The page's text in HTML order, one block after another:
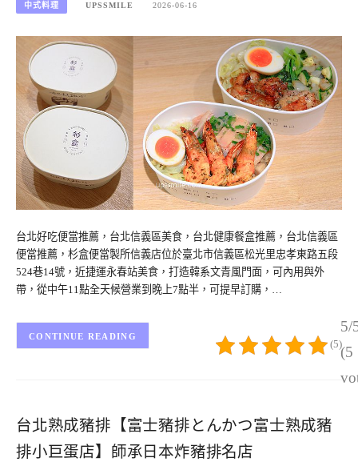
中式料理 UPSSMILE 2026-06-16
台北好吃便當推薦，台北信義區美食，台北健康餐盒推薦，台北信義區
便當推薦，杉盒便當製所信義店位於臺北市信義區松光里忠孝東路五段
524巷14號，近捷運永春站美食，打造韓系文青風門面，可內用與外
帶，從中午11點全天候營業到晚上7點半，可提早訂購，…
5/
(5
(5)
CONTINUE READING
台北熟成豬排【富士豬排とんかつ富士熟成豬
排小巨蛋店】師承日本炸豬排名店